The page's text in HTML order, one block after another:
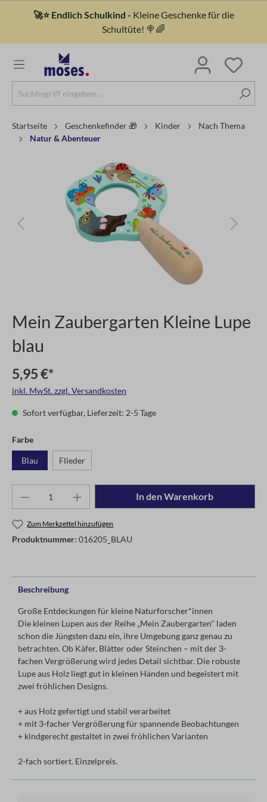
🚀⭐ Endlich Schulkind - Kleine Geschenke für die
Schultüte! 🍭🌈
Startseite Geschenkefinder 🎁 Kinder
Nach Thema
Natur & Abenteuer
Mein Zaubergarten Kleine Lupe
blau
5,95 €*
inkl. MwSt. zzgl. Versandkosten
Sofort verfügbar, Lieferzeit: 2-5 Tage
Farbe
Blau Flieder
In den Warenkorb
Zum Merkzettel hinzufügen
Produktnummer: 016205_BLAU
Beschreibung
Große Entdeckungen für kleine Naturforscher*innen
Die kleinen Lupen aus der Reihe „Mein Zaubergarten" laden
schon die Jüngsten dazu ein, ihre Umgebung ganz genau zu
betrachten. Ob Käfer, Blätter oder Steinchen – mit der 3-
fachen Vergrößerung wird jedes Detail sichtbar. Die robuste
Lupe aus Holz liegt gut in kleinen Händen und begeistert mit
zwei fröhlichen Designs.
+ aus Holz gefertigt und stabil verarbeitet
+ mit 3-facher Vergrößerung für spannende Beobachtungen
+ kindgerecht gestaltet in zwei fröhlichen Varianten
2-fach sortiert. Einzelpreis.